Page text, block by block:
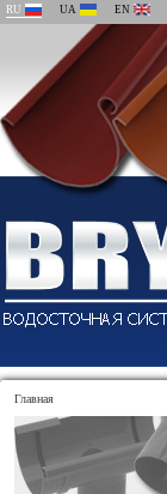
RU UA EN
Главная